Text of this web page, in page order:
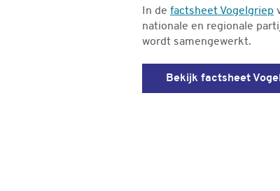
In de factsheet Vogelgriep
nationale en regionale
wordt samengewerkt.
Bekijk factsheet